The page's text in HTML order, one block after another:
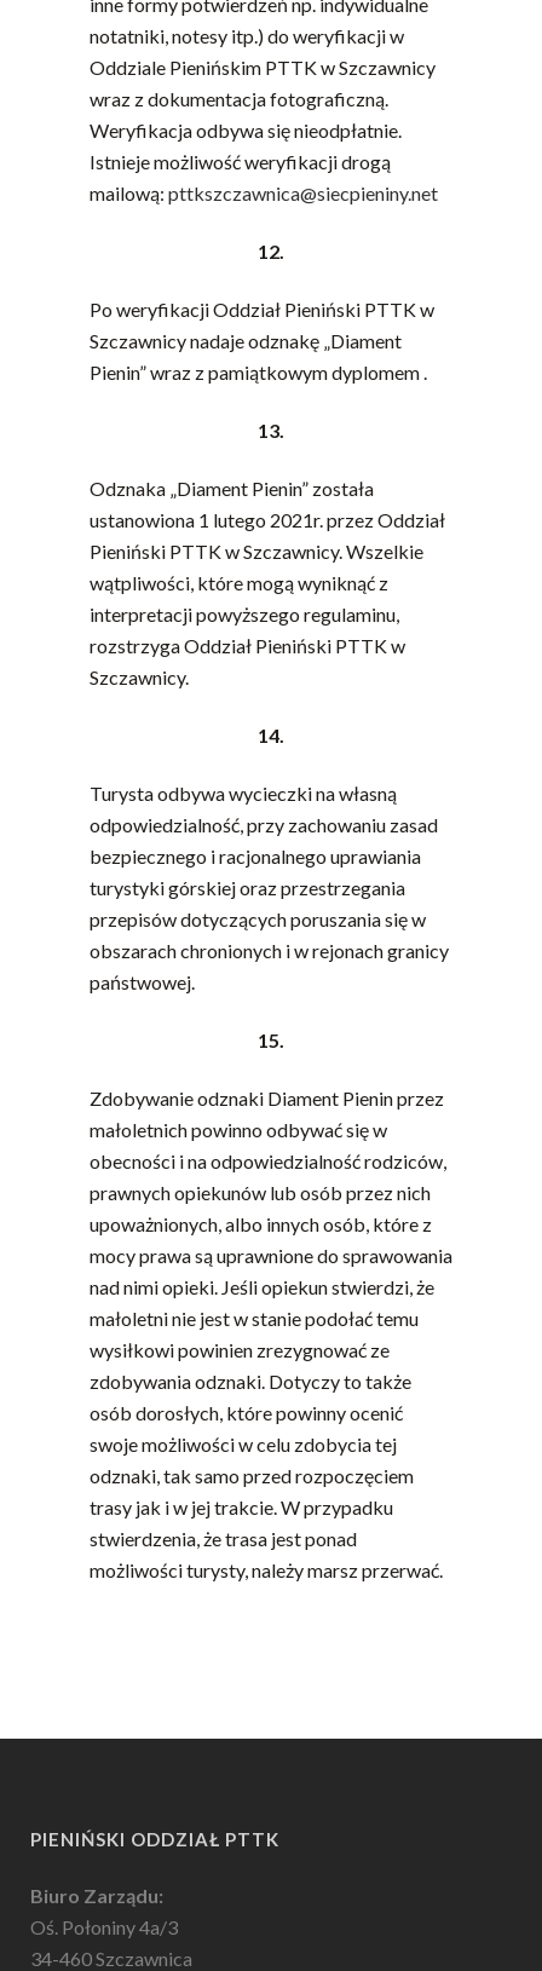
notatniki, notesy itp.) do weryfikacji w
Oddziale Pienińskim PTTK w Szczawnicy
wraz z dokumentacja fotograficzną.
Weryfikacja odbywa się nieodpłatnie.
Istnieje możliwość weryfikacji drogą
mailową: pttkszczawnica@siecpieniny.net
12.
Po weryfikacji Oddział Pieniński PTTK w
Szczawnicy nadaje odznakę „Diament
Pienin” wraz z pamiątkowym dyplomem .
13.
Odznaka „Diament Pienin” została
ustanowiona 1 lutego 2021r. przez Oddział
Pieniński PTTK w Szczawnicy. Wszelkie
wątpliwości, które mogą wyniknąć z
interpretacji powyższego regulaminu,
rozstrzyga Oddział Pieniński PTTK w
Szczawnicy.
14.
Turysta odbywa wycieczki na własną
odpowiedzialność, przy zachowaniu zasad
bezpiecznego i racjonalnego uprawiania
turystyki górskiej oraz przestrzegania
przepisów dotyczących poruszania się w
obszarach chronionych i w rejonach granicy
państwowej.
15.
Zdobywanie odznaki Diament Pienin przez
małoletnich powinno odbywać się w
obecności i na odpowiedzialność rodziców,
prawnych opiekunów lub osób przez nich
upoważnionych, albo innych osób, które z
mocy prawa są uprawnione do sprawowania
nad nimi opieki. Jeśli opiekun stwierdzi, że
małoletni nie jest w stanie podołać temu
wysiłkowi powinien zrezygnować ze
zdobywania odznaki. Dotyczy to także
osób dorosłych, które powinny ocenić
swoje możliwości w celu zdobycia tej
odznaki, tak samo przed rozpoczęciem
trasy jak i w jej trakcie. W przypadku
stwierdzenia, że trasa jest ponad
możliwości turysty, należy marsz przerwać.
PIENIŃSKI ODDZIAŁ PTTK
Biuro Zarządu:
Oś. Połoniny 4a/3
34-460 Szczawnica